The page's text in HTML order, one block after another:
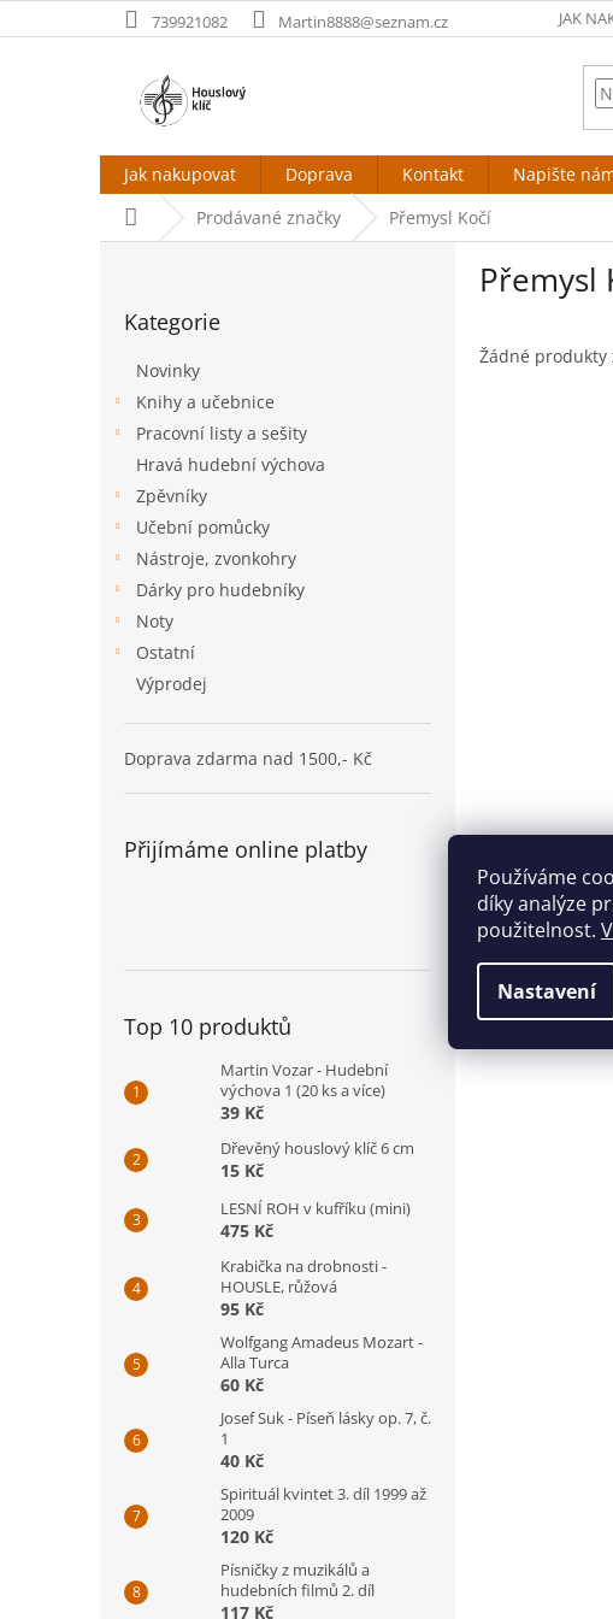
Používáme
díky analýze
použitelnost.
Nastavení
na
739921082 Martin8888@seznam.cz JAK
Jak nakupovat Doprava Kontakt Napište
Domů Prodávané značky Přemysl Kočí
kategorie
Kategorie
Novinky
Knihy a učebnice
Pracovní listy a sešity
Hravá hudební výchova
Zpěvníky
Učební pomůcky
Nástroje, zvonkohry
Dárky pro hudebníky
Noty
Ostatní
Výprodej
Doprava zdarma nad 1500,- Kč
Přijímáme online platby
Top 10 produktů
Martin Vozar - Hudební
výchova 1 (20 ks a více)
39 Kč
Dřevěný houslový klíč 6 cm
15 Kč
LESNÍ ROH v kufříku (mini)
475 Kč
Krabička na drobnosti -
HOUSLE, růžová
95 Kč
Wolfgang Amadeus Mozart -
Alla Turca
60 Kč
Josef Suk - Píseň lásky op. 7, č.
1
40 Kč
Spirituál kvintet 3. díl 1999 až
2009
120 Kč
Písničky z muzikálů a
hudebních filmů 2. díl
117 Kč
Přemysl
Žádné produkty